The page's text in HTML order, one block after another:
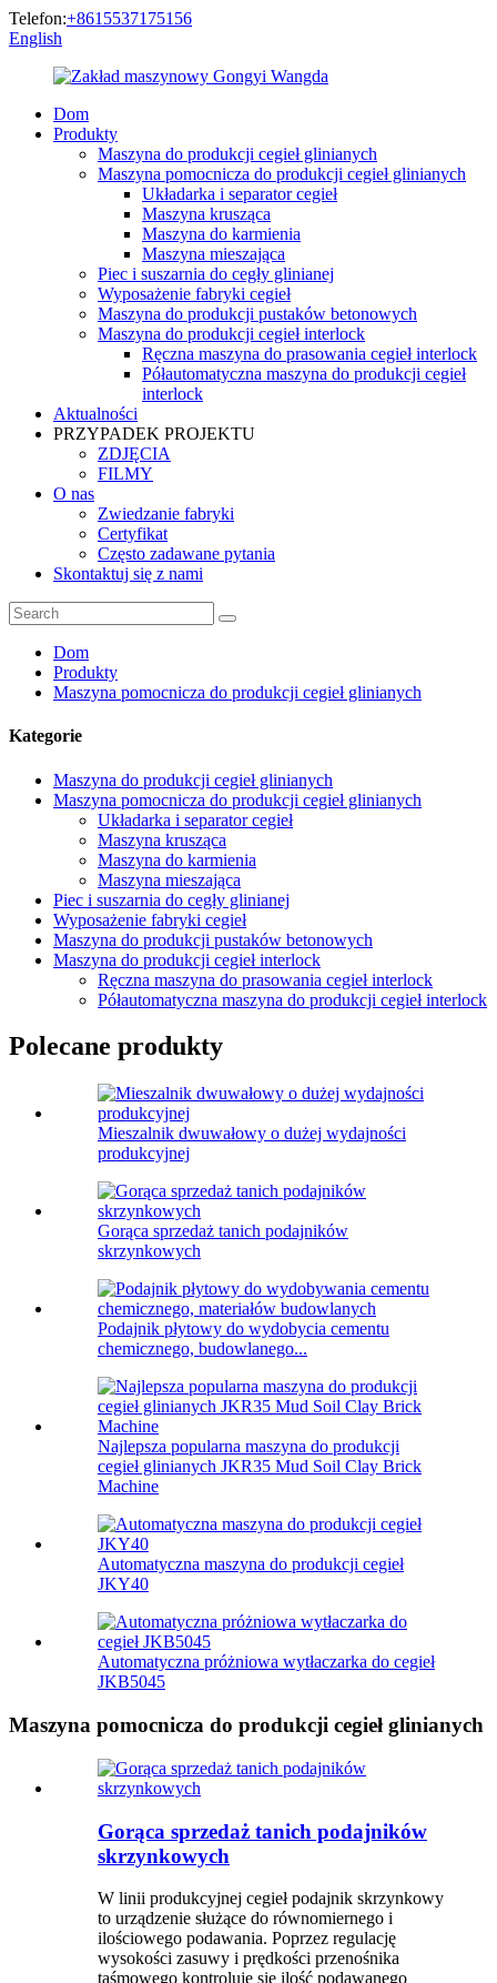
Telefon:+8615537175156
English
Dom
Produkty
Maszyna do produkcji cegieł glinianych
Maszyna pomocnicza do produkcji cegieł glinianych
Układarka i separator cegieł
Maszyna krusząca
Maszyna do karmienia
Maszyna mieszająca
Piec i suszarnia do cegły glinianej
Wyposażenie fabryki cegieł
Maszyna do produkcji pustaków betonowych
Maszyna do produkcji cegieł interlock
Ręczna maszyna do prasowania cegieł interlock
Półautomatyczna maszyna do produkcji cegieł
interlock
Aktualności
PRZYPADEK PROJEKTU
ZDJĘCIA
FILMY
O nas
Zwiedzanie fabryki
Certyfikat
Często zadawane pytania
Skontaktuj się z nami
Dom
Produkty
Maszyna pomocnicza do produkcji cegieł glinianych
Kategorie
Maszyna do produkcji cegieł glinianych
Maszyna pomocnicza do produkcji cegieł glinianych
Układarka i separator cegieł
Maszyna krusząca
Maszyna do karmienia
Maszyna mieszająca
Piec i suszarnia do cegły glinianej
Wyposażenie fabryki cegieł
Maszyna do produkcji pustaków betonowych
Maszyna do produkcji cegieł interlock
Ręczna maszyna do prasowania cegieł interlock
Półautomatyczna maszyna do produkcji cegieł interlock
Polecane produkty
Mieszalnik dwuwałowy o dużej wydajności
produkcyjnej
Gorąca sprzedaż tanich podajników
skrzynkowych
Podajnik płytowy do wydobycia cementu
chemicznego, budowlanego...
Najlepsza popularna maszyna do produkcji
cegieł glinianych JKR35 Mud Soil Clay Brick
Machine
Automatyczna maszyna do produkcji cegieł
JKY40
Automatyczna próżniowa wytłaczarka do cegieł
JKB5045
Maszyna pomocnicza do produkcji cegieł glinianych
Gorąca sprzedaż tanich podajników
skrzynkowych
W linii produkcyjnej cegieł podajnik skrzynkowy
to urządzenie służące do równomiernego i
ilościowego podawania. Poprzez regulację
wysokości zasuwy i prędkości przenośnika
taśmowego kontroluje się ilość podawanego